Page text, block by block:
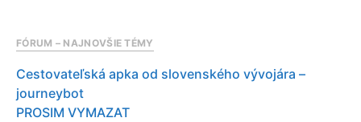
FÓRUM – NAJNOVŠIE TÉMY
Cestovateľská apka od slovenského vývojára –
journeybot
PROSIM VYMAZAT